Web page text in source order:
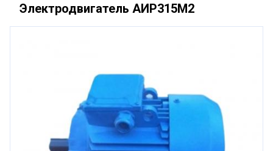
Электродвигатель АИР315М2